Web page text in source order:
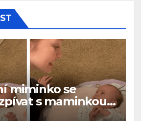
miminko se
s maminkou…
miliony srdcí